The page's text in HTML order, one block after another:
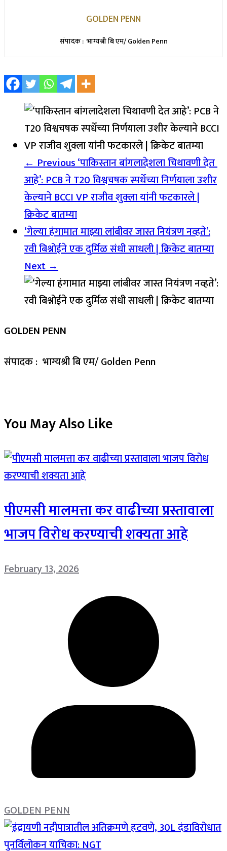
GOLDEN PENN
संपादक : भाग्यश्री बि एम/ Golden Penn
← Previous‘पाकिस्तान बांगलादेशला चिथावणी देत ​​
आहे’: PCB ने T20 विश्वचषक स्पर्धेच्या निर्णयाला उशीर
केल्याने BCCI VP राजीव शुक्ला यांनी फटकारले |
क्रिकेट बातम्या
‘गेल्या हंगामात माझ्या लांबीवर जास्त नियंत्रण नव्हते’:
रवी बिश्नोईने एक दुर्मिळ संधी साधली | क्रिकेट बातम्या
Next →
GOLDEN PENN
संपादक : भाग्यश्री बि एम/ Golden Penn
You May Also Like
पीएमसी मालमत्ता कर वाढीच्या प्रस्तावाला
भाजप विरोध करण्याची शक्यता आहे
February 13, 2026
GOLDEN PENN